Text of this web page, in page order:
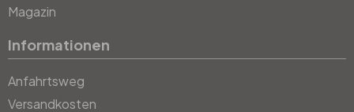
Magazin
Informationen
Anfahrtsweg
Versandkosten